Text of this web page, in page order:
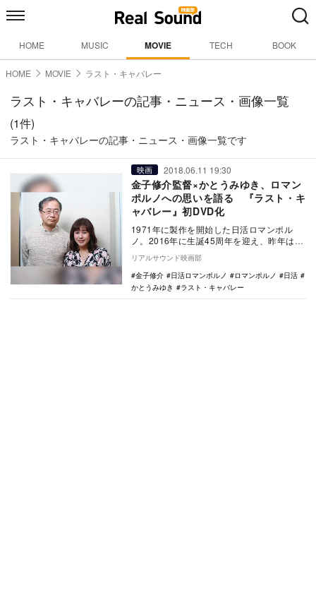
HOME MUSIC MOVIE TECH BOOK
HOME MOVIE ラスト・キャバレー
ラスト・キャバレーの記事・ニュース・画像一覧
(1件)
ラスト・キャバレーの記事・ニュース・画像一覧です
映画 2018.06.11 19:30
金子修介監督×かとうみゆき、ロマン
ポルノへの思いを語る 『ラスト・キ
ャバレー』初DVD化
1971年に製作を開始した日活ロマンポル
ノ。2016年に生誕45周年を迎え、昨年は行
定勲、園子温らが監督を務めたロマンポル
ノが公…
リアルサウンド映画部
金子修介
日活ロマンポルノ ロマンポルノ
日活
かとうみゆき
ラスト・キャバレー